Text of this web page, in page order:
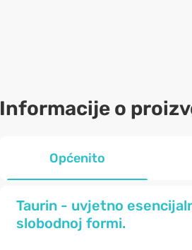
Informacije o
Općenito
Taurin - uvjetno
slobodnoj formi.